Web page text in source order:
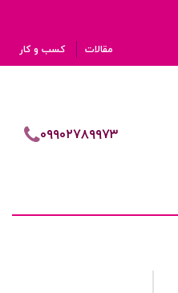
مقالات کسب و کار
۰۹۹۰۲۷۸۹۹۷۳